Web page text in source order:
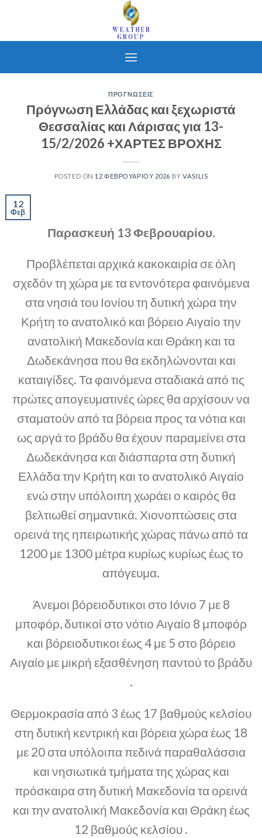
ΠΡΟΓΝΩΣΕΙΣ
Πρόγνωση Ελλάδας και ξεχωριστά
Θεσσαλίας και Λάρισας για 13-
15/2/2026 +ΧΑΡΤΕΣ ΒΡΟΧΗΣ
POSTED ON 12 ΦΕΒΡΟΥΑΡΊΟΥ 2026 BYVASILIS
12
Φεβ
Παρασκευή 13 Φεβρουαρίου.
Προβλέπεται αρχικά κακοκαιρία σε όλη
σχεδόν τη χώρα με τα εντονότερα φαινόμενα
στα νησιά του Ιονίου τη δυτική χώρα την
Κρήτη το ανατολικό και βόρειο Αιγαίο την
ανατολική Μακεδονία και Θράκη και τα
Δωδεκάνησα που θα εκδηλώνονται και
καταιγίδες. Τα φαινόμενα σταδιακά από τις
πρώτες απογευματινές ώρες θα αρχίσουν να
σταματούν από τα βόρεια προς τα νότια και
ως αργά το βράδυ θα έχουν παραμείνει στα
Δωδεκάνησα και διάσπαρτα στη δυτική
Ελλάδα την Κρήτη και το ανατολικό Αιγαίο
ενώ στην υπόλοιπη χωράει ο καιρός θα
βελτιωθεί σημαντικά. Χιονοπτώσεις στα
ορεινά της ηπειρωτικής χώρας πάνω από τα
1200 με 1300 μέτρα κυρίως κυρίως έως το
απόγευμα.
Άνεμοι βόρειοδυτικοι στο Ιόνιο 7 με 8
μποφόρ, δυτικοί στο νότιο Αιγαίο 8 μποφόρ
και βόρειοδυτικοι έως 4 με 5 στο βόρειο
Αιγαίο με μικρή εξασθένηση παντού το βράδυ
.
Θερμοκρασία από 3 έως 17 βαθμούς κελσίου
στη δυτική κεντρική και βόρεια χώρα έως 18
με 20 στα υπόλοιπα πεδινά παραθαλάσσια
και νησιωτικά τμήματα της χώρας και
πρόσκαιρα στη δυτική Μακεδονία τα ορεινά
και την ανατολική Μακεδονία και Θράκη έως
12 βαθμούς κελσίου .